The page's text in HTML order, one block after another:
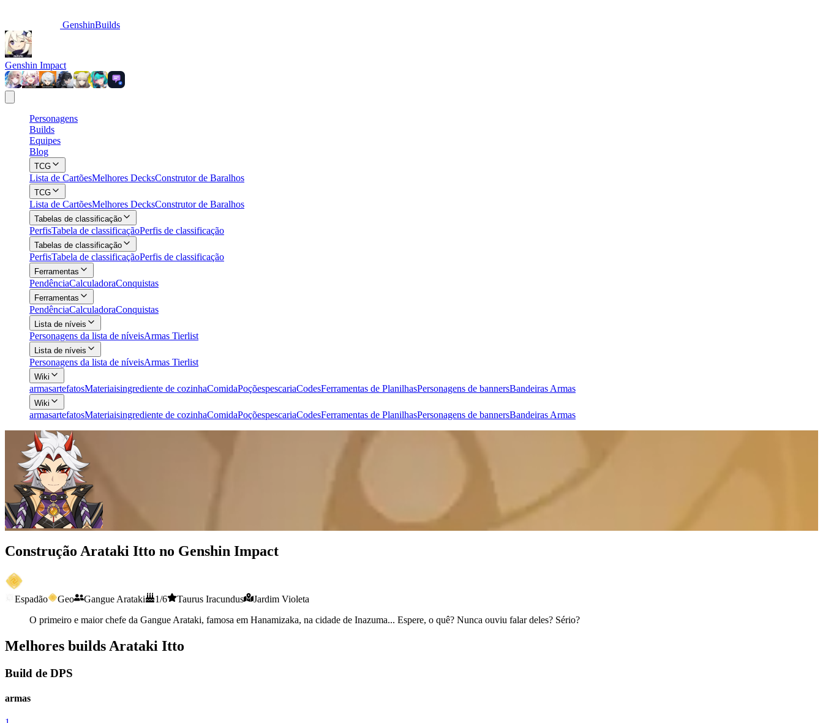
GenshinBuilds
Genshin Impact
Personagens
Builds
Equipes
Blog
TCG
Lista de CartõesMelhores DecksConstrutor de Baralhos
TCG
Lista de CartõesMelhores DecksConstrutor de Baralhos
Tabelas de classificação
PerfisTabela de classificaçãoPerfis de classificação
Tabelas de classificação
PerfisTabela de classificaçãoPerfis de classificação
Ferramentas
PendênciaCalculadoraConquistas
Ferramentas
PendênciaCalculadoraConquistas
Lista de níveis
Personagens da lista de níveisArmas Tierlist
Lista de níveis
Personagens da lista de níveisArmas Tierlist
Wiki
armasartefatosMateriaisingrediente de cozinhaComidaPoçõespescariaCodesFerramentas de PlanilhasPersonagens de bannersBandeiras Armas
Wiki
armasartefatosMateriaisingrediente de cozinhaComidaPoçõespescariaCodesFerramentas de PlanilhasPersonagens de bannersBandeiras Armas
Construção Arataki Itto no Genshin Impact
Espadão Geo Gangue Arataki 1/6 Taurus Iracundus
Jardim Violeta
O primeiro e maior chefe da Gangue Arataki, famosa em Hanamizaka, na cidade de Inazuma... Espere, o quê? Nunca ouviu falar deles? Sério?
Melhores builds Arataki Itto
Build de DPS
armas